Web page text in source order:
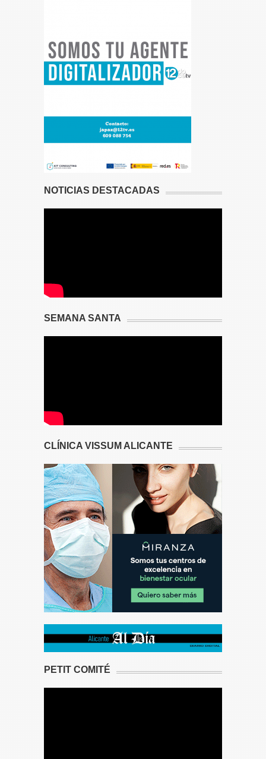
NOTICIAS DESTACADAS
SEMANA SANTA
CLÍNICA VISSUM ALICANTE
PETIT COMITÉ